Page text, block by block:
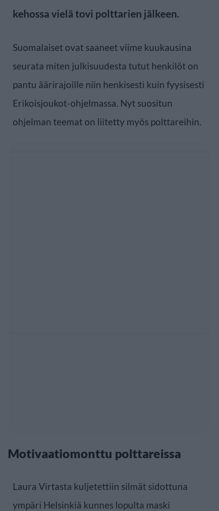
kehossa vielä tovi polttarien jälkeen.
Suomalaiset ovat saaneet viime kuukausina
seurata miten julkisuudesta tutut henkilöt on
pantu äärirajoille niin henkisesti kuin fyysisesti
Erikoisjoukot-ohjelmassa. Nyt suositun
ohjelman teemat on liitetty myös polttareihin.
Motivaatiomonttu polttareissa
Laura Virtasta kuljetettiin silmät sidottuna
ympäri Helsinkiä kunnes lopulta maski